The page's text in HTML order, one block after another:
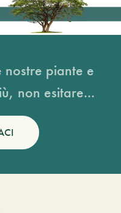
nostre piante e
non esitare...